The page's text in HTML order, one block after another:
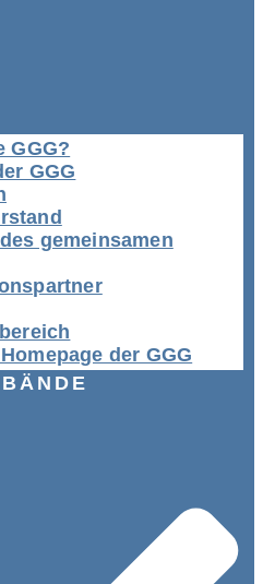
GGG?
GGG
gemeinsamen
der GGG